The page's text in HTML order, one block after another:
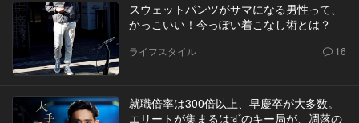
スウェットパンツがサマになる男性って、
かっこいい！今っぽい着こなし術とは？
ライフスタイル 16
就職倍率は300倍以上、早慶卒が大多数。
エリートが集まるはずのキー局が、凋落の